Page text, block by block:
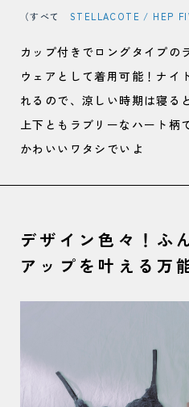
（すべて STELLACOTE / HEP
カップ付きでロングタイプの
ウェアとして着用可能！ナイ
れるので、涼しい時期は寝る
上下ともラブリーなハート柄
かわいいワタシでいよ
デザイン色々！ふ
アップを叶える万